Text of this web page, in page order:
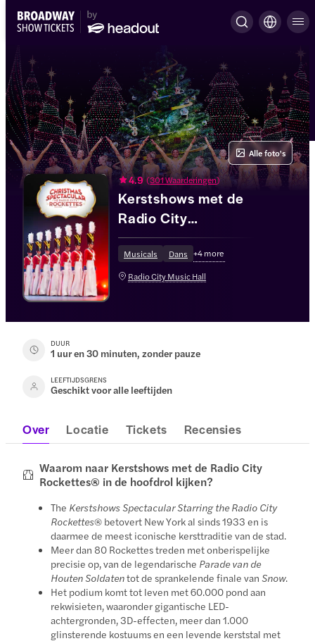
4.9 (301 Waarderingen)
Kerstshows met de
Radio City
Rockettes® in de
hoofdrol
Musicals Dans +4more
Radio City Music Hall
Alle foto's
DUUR
1 uur en 30 minuten, zonder pauze
LEEFTIJDSGRENS
Geschikt voor alle leeftijden
Over Locatie Tickets Recensies
Waarom naar Kerstshows met de Radio City
Rockettes® in de hoofdrol kijken?
The Kerstshows Spectacular Starring the Radio City
Rockettes® betovert New York al sinds 1933 en is
daarmee de meest iconische kersttraditie van de stad.
Meer dan 80 Rockettes treden met onberispelijke
precisie op, van de legendarische Parade van de
Houten Soldatentot de sprankelende finale vanSnow.
Het podium komt tot leven met 60.000 pond aan
rekwisieten, waaronder gigantische LED-
achtergronden, 3D-effecten, meer dan 1.000
glinsterende kostuums en een levende kerststal met